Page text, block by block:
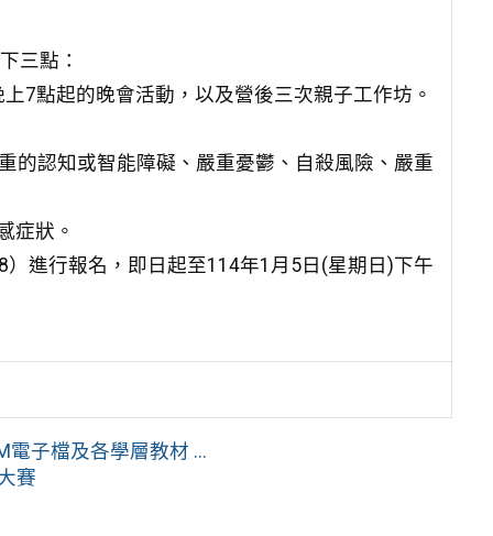
三點：
7點起的晚會活動，以及營後三次親子工作坊。
的認知或智能障礙、嚴重憂鬱、自殺風險、嚴重
症狀。
進行報名，即日起至114年1月5日(星期日)下午
電子檔及各學層教材 ...
賽